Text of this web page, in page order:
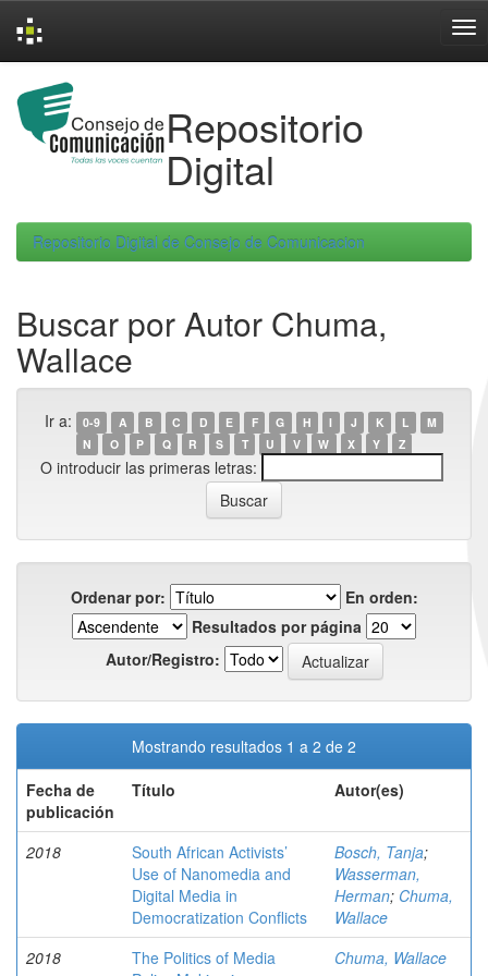
navigation
Repositorio
Digital
Repositorio Digital de Consejo de Comunicacion
Buscar por Autor Chuma,
Wallace
Ir a: 0-9 A B C D E F G H I J K L
M
N
O P Q R S T U V W X Y Z
O introducir las primeras letras:
Ordenar por:
En orden:
Resultados por página
Autor/Registro:
Mostrando resultados 1 a 2 de 2
Fecha de
publicación
Título Autor(es)
2018
South African Activists’
Use of Nanomedia and
Digital Media in
Democratization Conflicts
Bosch, Tanja;
Wasserman,
Herman; Chuma,
Wallace
2018
The Politics of Media
Chuma, Wallace